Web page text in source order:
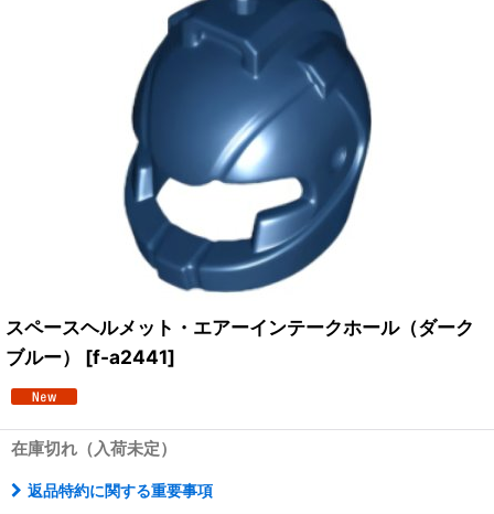
スペースヘルメット・エアーインテークホール（ダーク
ブルー）
[f-a2441]
在庫切れ（入荷未定）
返品特約に関する重要事項